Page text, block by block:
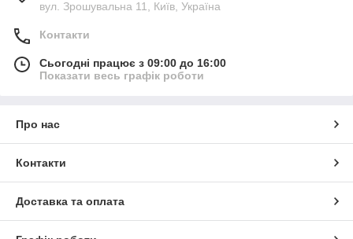
вул. Зрошувальна 11, Київ, Україна
Контакти
Сьогодні працює з 09:00 до 16:00
Показати весь графік роботи
Про нас
Контакти
Доставка та оплата